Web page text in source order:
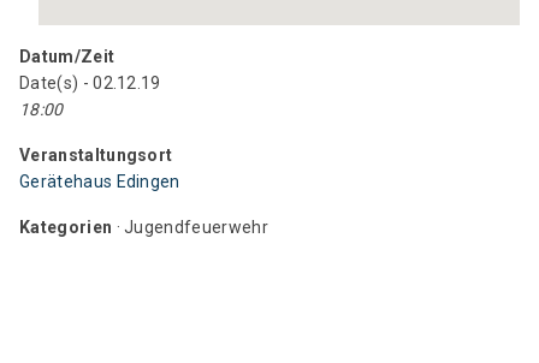
Datum/Zeit
Date(s) - 02.12.19
18:00
Veranstaltungsort
Gerätehaus Edingen
Kategorien · Jugendfeuerwehr